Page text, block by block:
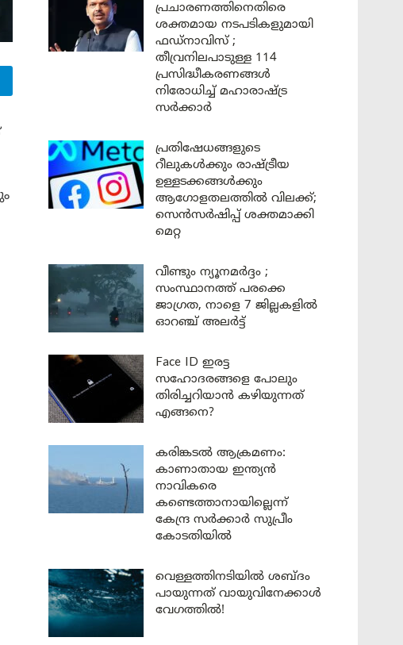
പ്രചാരണത്തിനെതിരെ
ശക്തമായ നടപടികളുമായി
ഫഡ്നാവിസ് ;
തീവ്രനിലപാടുള്ള 114
പ്രസിദ്ധീകരണങ്ങൾ
നിരോധിച്ച് മഹാരാഷ്ട്ര
സർക്കാർ
പ്രതിഷേധങ്ങളുടെ
റീലുകൾക്കും രാഷ്ട്രീയ
ഉള്ളടക്കങ്ങൾക്കും
ആഗോളതലത്തിൽ വിലക്ക്;
സെൻസർഷിപ്പ് ശക്തമാക്കി
മെറ്റ
വീണ്ടും ന്യൂനമർദ്ദം ;
സംസ്ഥാനത്ത് പരക്കെ
ജാഗ്രത, നാളെ 7 ജില്ലകളിൽ
ഓറഞ്ച് അലർട്ട്
Face ID ഇരട്ട
സഹോദരങ്ങളെ പോലും
തിരിച്ചറിയാൻ കഴിയുന്നത്
എങ്ങനെ?
കരിങ്കടൽ ആക്രമണം:
കാണാതായ ഇന്ത്യൻ
നാവികരെ
കണ്ടെത്താനായില്ലെന്ന്
കേന്ദ്ര സർക്കാർ സുപ്രീം
കോടതിയിൽ
വെള്ളത്തിനടിയിൽ ശബ്ദം
പായുന്നത് വായുവിനേക്കാൾ
വേഗത്തിൽ!